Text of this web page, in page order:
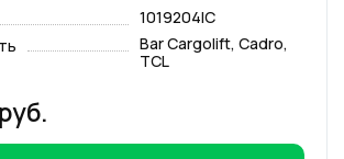
1019204IC
Bar Cargolift, Cadro,
TCL